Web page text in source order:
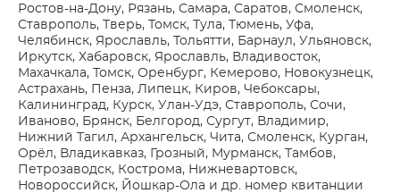
Ростов-на-Дону, Рязань, Самара, Саратов, Смоленск,
Ставрополь, Тверь, Томск, Тула, Тюмень, Уфа,
Челябинск, Ярославль, Тольятти, Барнаул, Ульяновск,
Иркутск, Хабаровск, Ярославль, Владивосток,
Махачкала, Томск, Оренбург, Кемерово, Новокузнецк,
Астрахань, Пенза, Липецк, Киров, Чебоксары,
Калининград, Курск, Улан-Удэ, Ставрополь, Сочи,
Иваново, Брянск, Белгород, Сургут, Владимир,
Нижний Тагил, Архангельск, Чита, Смоленск, Курган,
Орёл, Владикавказ, Грозный, Мурманск, Тамбов,
Петрозаводск, Кострома, Нижневартовск,
Новороссийск, Йошкар-Ола и др. номер квитанции